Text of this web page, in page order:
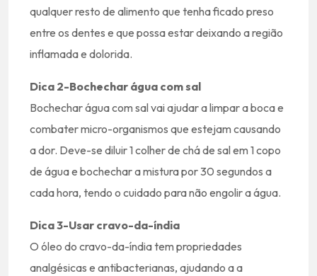
qualquer resto de alimento que tenha ficado preso
entre os dentes e que possa estar deixando a região
inflamada e dolorida.
Dica 2-Bochechar água com sal
Bochechar água com sal vai ajudar a limpar a boca e
combater micro-organismos que estejam causando
a dor. Deve-se diluir 1 colher de chá de sal em 1 copo
de água e bochechar a mistura por 30 segundos a
cada hora, tendo o cuidado para não engolir a água.
Dica 3-Usar cravo-da-índia
O óleo do cravo-da-índia tem propriedades
analgésicas e antibacterianas, ajudando a a